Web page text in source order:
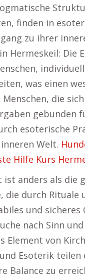
finden in
zu ihrer
Hermeskeil: Die
was einen
die
gebunden
esoterische
Welt.
Hilfe Kurs
ist anders als die
die durch Rituale
und sicheres
nach Sinn
Element von
Esoterik teilen
Balance zu